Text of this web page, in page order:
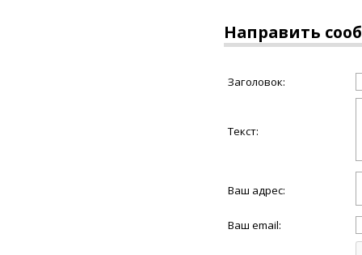
Направить
Заголовок:
Текст:
Ваш адрес:
Ваш email: